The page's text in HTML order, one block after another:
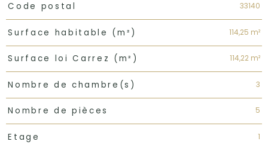
TRAD_PAMPERO_Caracteristique
Code postal 33140
Surface habitable (m²) 114,25 m²
Surface loi Carrez (m²) 114,22 m²
Nombre de chambre(s) 3
Nombre de pièces 5
Etage 1